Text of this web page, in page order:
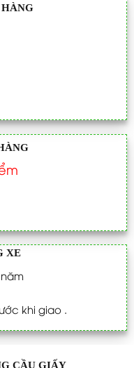
XE
khi giao .
CẦU GIẤY